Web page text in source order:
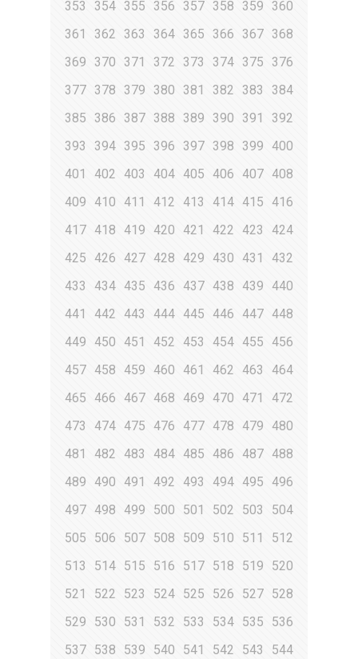
353 354 355 356 357 358 359 360
361
362 363 364 365 366 367 368
369
370 371 372 373 374 375 376
377 378 379 380 381 382 383
384
385
386 387 388 389 390 391
392
393
394 395 396 397 398 399
400
401
402 403 404 405 406 407 408
409
410 411 412 413 414 415
416
417 418 419 420 421 422 423
424
425
426 427 428 429 430 431
432
433
434 435 436 437 438 439
440
441
442 443 444 445 446 447 448
449
450 451 452 453 454 455
456
457 458 459 460 461 462 463
464
465
466 467 468 469 470 471
472
473
474 475 476 477 478 479
480
481
482 483 484 485 486 487 488
489
490 491 492 493 494 495
496
497 498 499 500 501 502 503
504
505
506 507 508 509 510 511
512
513
514 515 516 517 518 519
520
521
522 523 524 525 526 527 528
529
530 531 532 533 534 535
536
537 538 539 540 541 542 543
544